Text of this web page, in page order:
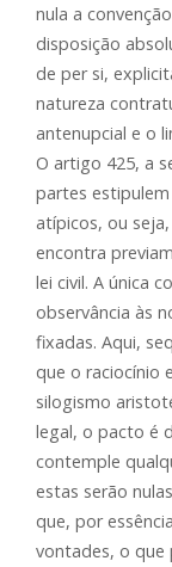
nula a
disposição
de per si,
natureza
antenupcial e o
O artigo 425, a
partes
atípicos, ou
encontra
lei civil. A única
observância às
fixadas. Aqui,
que o raciocínio
silogismo
legal, o pacto é
contemple
estas serão
que, por
vontades, o que